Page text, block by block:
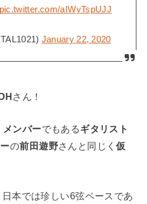
pic.twitter.com/aIWyTspUJJ
January 22, 2020
さん！
メンバーでもあるギタリスト
の前田遊野さんと同じく仮
本では珍しい6弦ベースであ